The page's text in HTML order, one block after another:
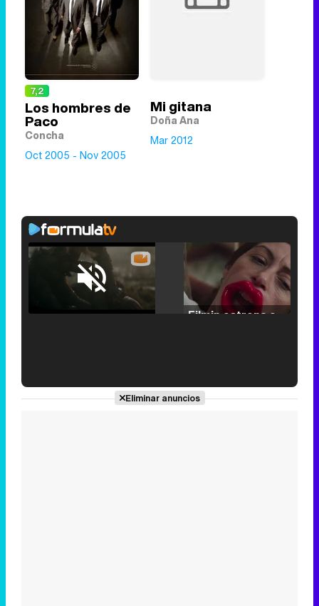
7,2
Los hombres de
Paco
Concha
Oct 2005 - Nov 2005
Mi gitana
Doña Ana
Mar 2012
Unmute /
Loaded :
'120 Minutos' celebra sus 2.000 programas en Telemadrid con un vídeo del día a día en la redacción
Eliminar anuncios